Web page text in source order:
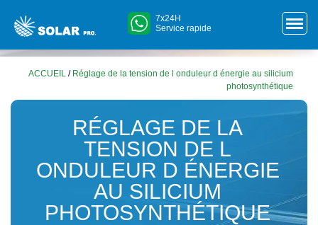
7x24H
Service rapide
ACCUEIL / Réglage de la tension de l onduleur d énergie au silicium
photosynthétique
RÉGLAGE DE LA
TENSION DE L
ONDULEUR D ÉNERGIE
AU SILICIUM
PHOTOSYNTHÉTIQUE